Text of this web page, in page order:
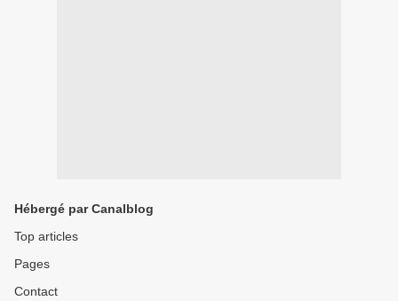
Hébergé par Canalblog
Top articles
Pages
Contact